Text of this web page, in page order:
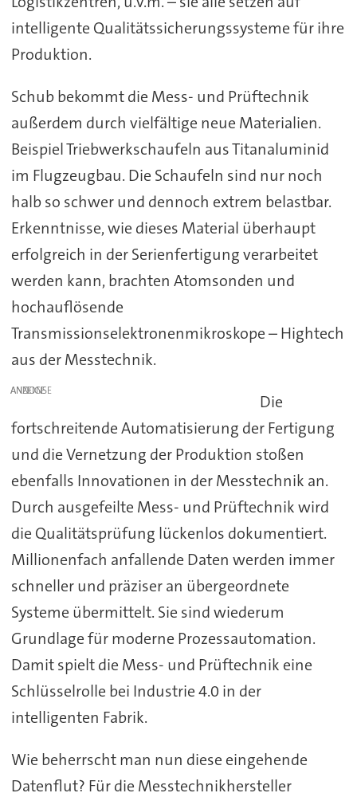
intelligente Qualitätssicherungssysteme für ihre
Produktion.
Schub bekommt die Mess- und Prüftechnik
außerdem durch vielfältige neue Materialien.
Beispiel Triebwerkschaufeln aus Titanaluminid
im Flugzeugbau. Die Schaufeln sind nur noch
halb so schwer und dennoch extrem belastbar.
Erkenntnisse, wie dieses Material überhaupt
erfolgreich in der Serienfertigung verarbeitet
werden kann, brachten Atomsonden und
hochauflösende
Transmissionselektronenmikroskope – Hightech
aus der Messtechnik.
ANZEIGE
Die
fortschreitende Automatisierung der Fertigung
und die Vernetzung der Produktion stoßen
ebenfalls Innovationen in der Messtechnik an.
Durch ausgefeilte Mess- und Prüftechnik wird
die Qualitätsprüfung lückenlos dokumentiert.
Millionenfach anfallende Daten werden immer
schneller und präziser an übergeordnete
Systeme übermittelt. Sie sind wiederum
Grundlage für moderne Prozessautomation.
Damit spielt die Mess- und Prüftechnik eine
Schlüsselrolle bei Industrie 4.0 in der
intelligenten Fabrik.
Wie beherrscht man nun diese eingehende
Datenflut? Für die Messtechnikhersteller